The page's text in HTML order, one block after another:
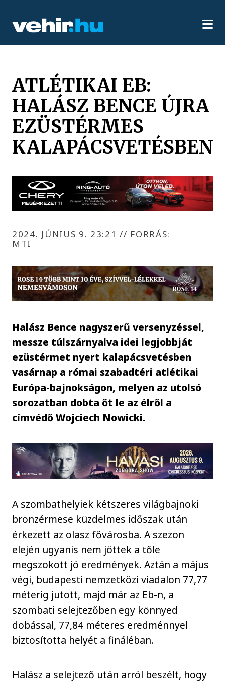
ATLÉTIKAI EB:
HALÁSZ BENCE ÚJRA
EZÜSTÉRMES
KALAPÁCSVETÉSBEN
2024. JÚNIUS 9. 23:21// FORRÁS:
MTI
Halász Bence nagyszerű versenyzéssel,
messze túlszárnyalva idei legjobbját
ezüstérmet nyert kalapácsvetésben
vasárnap a római szabadtéri atlétikai
Európa-bajnokságon, melyen az utolsó
sorozatban dobta őt le az élről a
címvédő Wojciech Nowicki.
A szombathelyiek kétszeres világbajnoki
bronzérmese küzdelmes időszak után
érkezett az olasz fővárosba. A szezon
elején ugyanis nem jöttek a tőle
megszokott jó eredmények. Aztán a május
végi, budapesti nemzetközi viadalon 77,77
méterig jutott, majd már az Eb-n, a
szombati selejtezőben egy könnyed
dobással, 77,84 méteres eredménnyel
biztosította helyét a fináléban.
Halász a selejtező után arról beszélt, hogy